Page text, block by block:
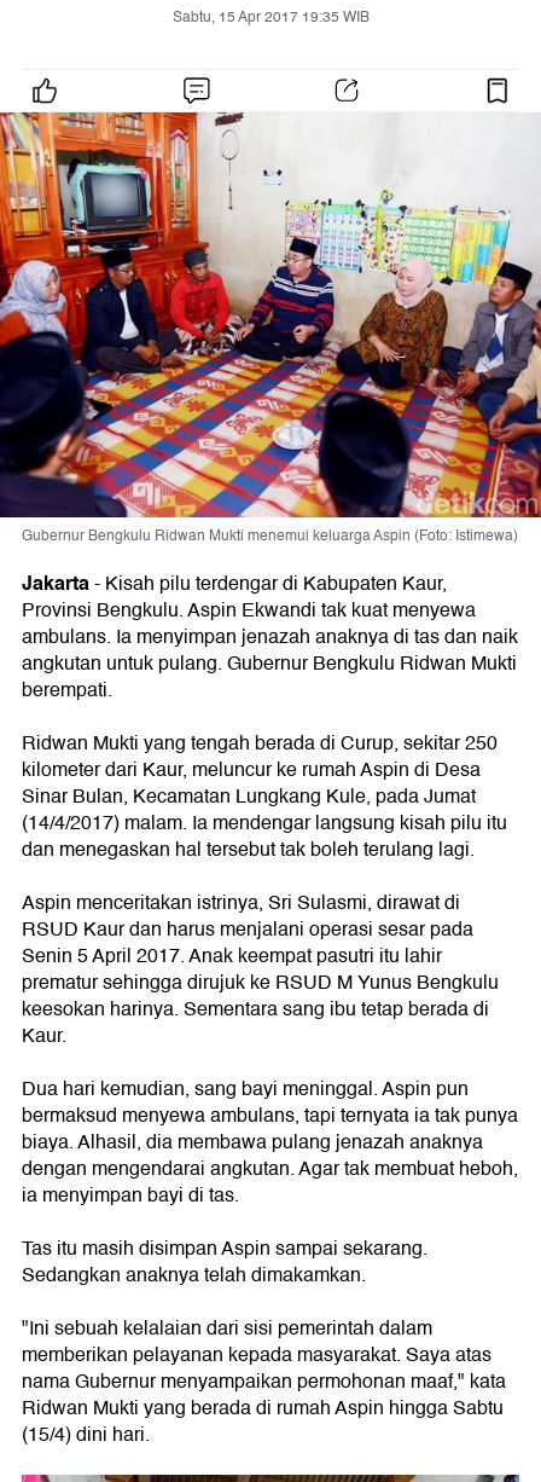
Sabtu, 15 Apr 2017 19:35 WIB
Gubernur Bengkulu Ridwan Mukti menemui keluarga Aspin (Foto: Istimewa)
Jakarta-Kisah pilu terdengar di Kabupaten Kaur,
Provinsi Bengkulu. Aspin Ekwandi tak kuat menyewa
ambulans. Ia menyimpan jenazah anaknya di tas dan naik
angkutan untuk pulang. Gubernur Bengkulu Ridwan Mukti
berempati.
Ridwan Mukti yang tengah berada di Curup, sekitar 250
kilometer dari Kaur, meluncur ke rumah Aspin di Desa
Sinar Bulan, Kecamatan Lungkang Kule, pada Jumat
(14/4/2017) malam. Ia mendengar langsung kisah pilu itu
dan menegaskan hal tersebut tak boleh terulang lagi.
Aspin menceritakan istrinya, Sri Sulasmi, dirawat di
RSUD Kaur dan harus menjalani operasi sesar pada
Senin 5 April 2017. Anak keempat pasutri itu lahir
prematur sehingga dirujuk ke RSUD M Yunus Bengkulu
keesokan harinya. Sementara sang ibu tetap berada di
Kaur.
Dua hari kemudian, sang bayi meninggal. Aspin pun
bermaksud menyewa ambulans, tapi ternyata ia tak punya
biaya. Alhasil, dia membawa pulang jenazah anaknya
dengan mengendarai angkutan. Agar tak membuat heboh,
ia menyimpan bayi di tas.
Tas itu masih disimpan Aspin sampai sekarang.
Sedangkan anaknya telah dimakamkan.
"Ini sebuah kelalaian dari sisi pemerintah dalam
memberikan pelayanan kepada masyarakat. Saya atas
nama Gubernur menyampaikan permohonan maaf," kata
Ridwan Mukti yang berada di rumah Aspin hingga Sabtu
(15/4) dini hari.